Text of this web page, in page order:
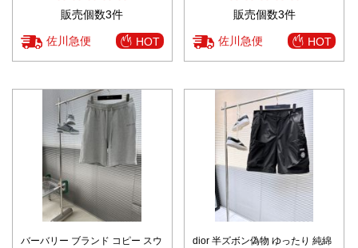
販売個数3件
佐川急便 HOT
販売個数3件
佐川急便 HOT
バーバリー ブランド コピー スウ
dior 半ズボン偽物 ゆったり 純綿